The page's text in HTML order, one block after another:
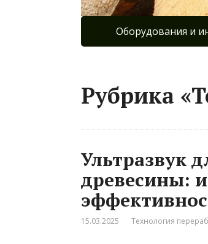
Оборудования и
Рубрика
Ультразвук
древесины:
15.03.2025 Технология